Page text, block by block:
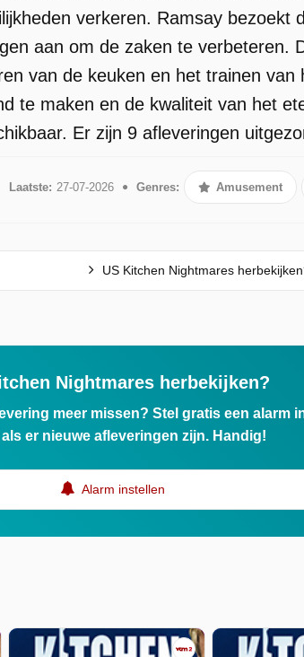
verkeren. Ramsay bezoekt
aan om de zaken te verbeteren.
van de keuken en het trainen
te maken en de kwaliteit van het
Er zijn 9 afleveringen
Laatste: 27-07-2026 Genres: Amusement
US Kitchen Nightmares
Nightmares herbekijken?
meer missen? Stel gratis een alarm
er nieuwe afleveringen zijn. Handig!
Alarm instellen